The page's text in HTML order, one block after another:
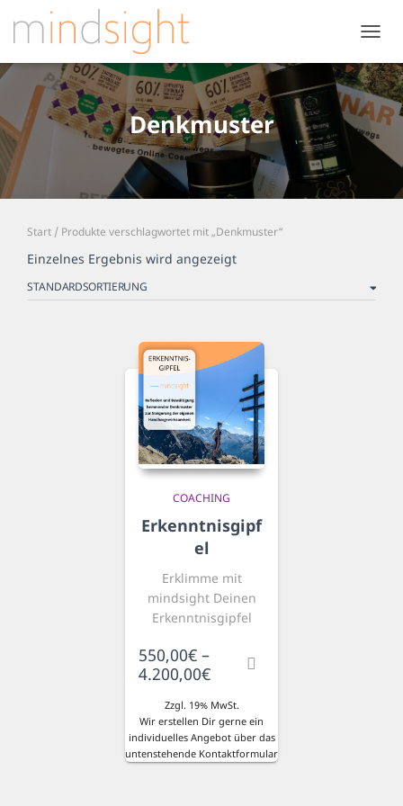
Denkmuster
Start / Produkte verschlagwortet mit „Denkmuster“
Einzelnes Ergebnis wird angezeigt
COACHING
Erkenntnisgipf
el
Erklimme mit
mindsight Deinen
Erkenntnisgipfel
550,00€ –
4.200,00€Preisspanne:
bis
4.200,00€
Zzgl. 19% MwSt.
Wir erstellen Dir gerne ein
individuelles Angebot über das
untenstehende Kontaktformular